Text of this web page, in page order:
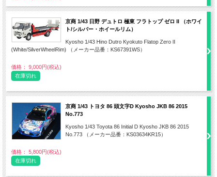
京商 1/43 日野 デュトロ 極東 フラトップ ゼロ II （ホワイ
ト/シルバー・ホイールリム）
Kyosho 1/43 Hino Dutro Kyokuto Flatop Zero II
(White/SilverWheelRim) （メーカー品番：KS67391WS）
価格： 9,000円(税込)
在庫切れ
京商 1/43 トヨタ 86 頭文字D Kyosho JKB 86 2015
No.773
Kyosho 1/43 Toyota 86 Initial D Kyosho JKB 86 2015
No.773 （メーカー品番：KS03634KR15）
価格： 5,800円(税込)
在庫切れ